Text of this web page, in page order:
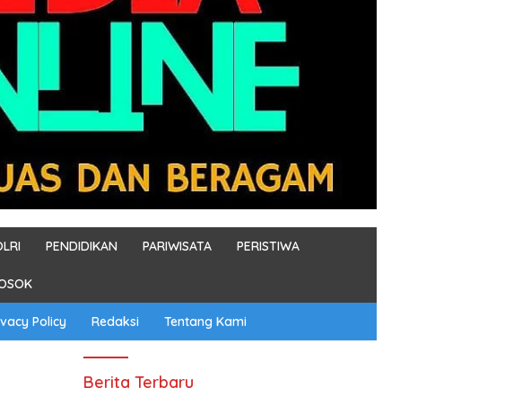
PENDIDIKAN PARIWISATA PERISTIWA
Policy Redaksi Tentang Kami
Berita Terbaru